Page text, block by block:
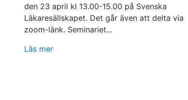
den 23 april kl 13.00-15.00 på Svenska
Läkaresällskapet. Det går även att delta via
zoom-länk. Seminariet...
Läs mer